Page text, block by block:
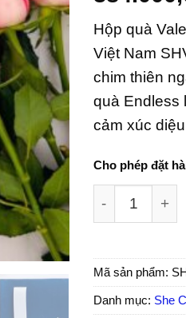
Hộp quà
Việt Nam
chim thiên
quà Endless
cảm xúc
Cho phép đặt
Hộp quà
Mã sản phẩm:
Danh mục: She